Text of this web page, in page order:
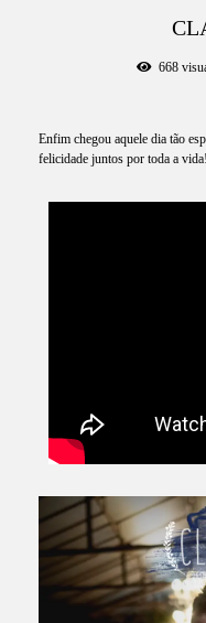
668
Enfim chegou aquele dia tão
felicidade juntos por toda a